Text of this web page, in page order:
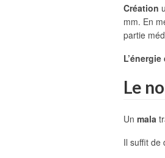
Création
mm. En
partie
Le
Un mala
Il suffit de